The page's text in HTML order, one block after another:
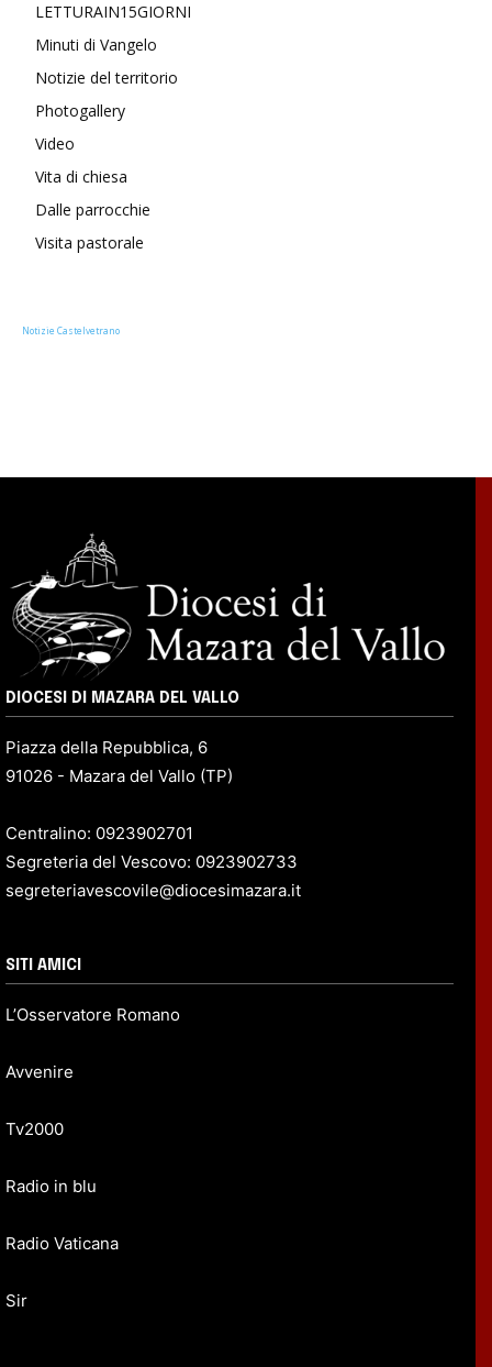
LETTURAIN15GIORNI
Minuti di Vangelo
Notizie del territorio
Photogallery
Video
Vita di chiesa
Dalle parrocchie
Visita pastorale
Notizie Castelvetrano
DIOCESI DI MAZARA DEL VALLO
Piazza della Repubblica, 6
91026 - Mazara del Vallo (TP)
Centralino: 0923902701
Segreteria del Vescovo: 0923902733
segreteriavescovile@diocesimazara.it
SITI AMICI
L’Osservatore Romano
Avvenire
Tv2000
Radio in blu
Radio Vaticana
Sir